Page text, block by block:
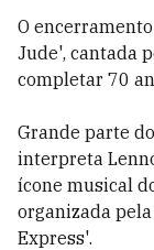
O
Jude', cantada
completar 70
Grande parte
interpreta
ícone musical
organizada
Express'.